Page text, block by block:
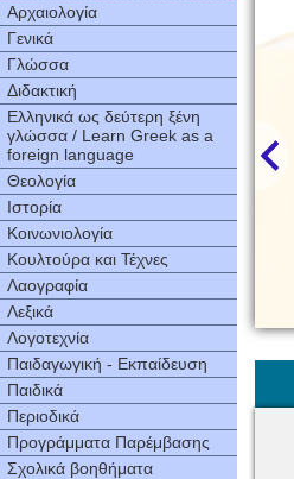
Αρχαιολογία
Γενικά
Γλώσσα
Διδακτική
Ελληνικά ως δεύτερη ξένη
γλώσσα / Learn Greek as a
foreign language
Θεολογία
Ιστορία
Κοινωνιολογία
Κουλτούρα και Τέχνες
Λαογραφία
Λεξικά
Λογοτεχνία
Παιδαγωγική - Εκπαίδευση
Παιδικά
Περιοδικά
Προγράμματα Παρέμβασης
Σχολικά βοηθήματα